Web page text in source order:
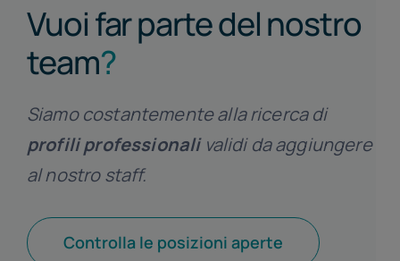
Vuoi far parte del nostro
team?
Siamo costantemente alla ricerca di
profili professionalivalidi da aggiungere
al nostro staff.
Controlla le posizioni aperte